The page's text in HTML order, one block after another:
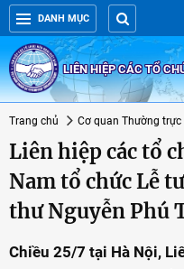
DANH MỤC
LIÊN HIỆP CÁC TỔ
Trang chủ Cơ quan Thường trực
Liên hiệp các tổ
Nam tổ chức Lễ
thư Nguyễn Phú
Chiều 25/7 tại Hà Nội,